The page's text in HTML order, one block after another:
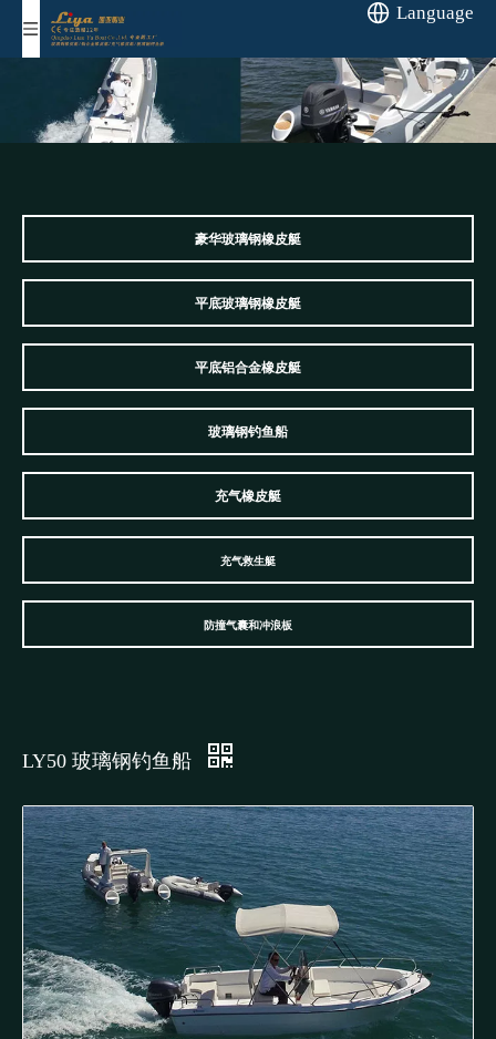
Language
豪华玻璃钢橡皮艇
平底玻璃钢橡皮艇
平底铝合金橡皮艇
玻璃钢钓鱼船
充气橡皮艇
充气救生艇
防撞气囊和冲浪板
LY50 玻璃钢钓鱼船